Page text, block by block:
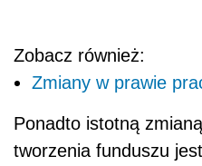
Zobacz również:
Zmiany w prawie
Ponadto istotną
tworzenia funduszu